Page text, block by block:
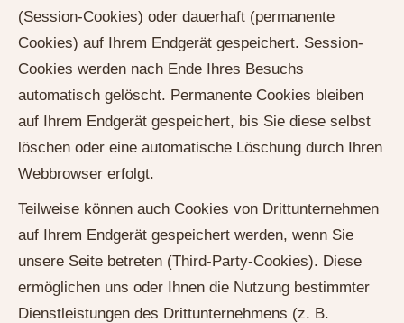
(Session-Cookies) oder dauerhaft (permanente
Cookies) auf Ihrem Endgerät gespeichert. Session-
Cookies werden nach Ende Ihres Besuchs
automatisch gelöscht. Permanente Cookies bleiben
auf Ihrem Endgerät gespeichert, bis Sie diese selbst
löschen oder eine automatische Löschung durch Ihren
Webbrowser erfolgt.
Teilweise können auch Cookies von Drittunternehmen
auf Ihrem Endgerät gespeichert werden, wenn Sie
unsere Seite betreten (Third-Party-Cookies). Diese
ermöglichen uns oder Ihnen die Nutzung bestimmter
Dienstleistungen des Drittunternehmens (z. B.